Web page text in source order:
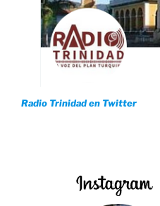
Radio Trinidad en Twitter